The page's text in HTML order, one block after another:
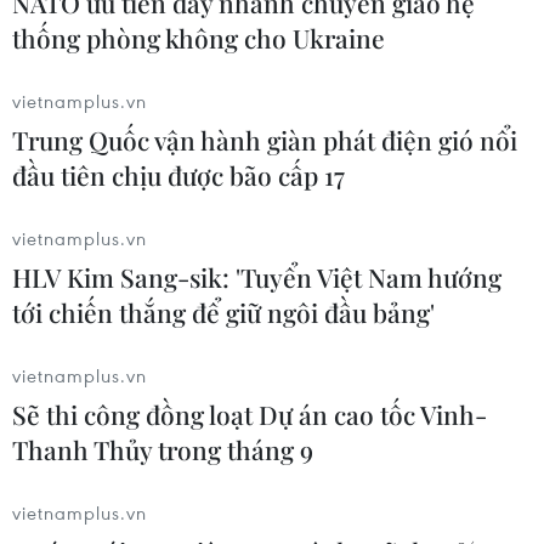
CƠ QUAN CHỦ QUẢN: THÔNG TẤN XÃ VIỆT NAM
Tổng Biên tập: TRẦN TIẾN DUẨN
THỦY
Sở hữu trí tuệ
Quy định sử dụng
Ngôn ngữ
TTXVN
Dịch vụ tin
Quảng cáo
thống phòng không cho Ukraine
vietnamplus.vn
Trung Quốc vận hành giàn phát điện gió nổi
đầu tiên chịu được bão cấp 17
vietnamplus.vn
HLV Kim Sang-sik: 'Tuyển Việt Nam hướng
tới chiến thắng để giữ ngôi đầu bảng'
vietnamplus.vn
Sẽ thi công đồng loạt Dự án cao tốc Vinh-
Thanh Thủy trong tháng 9
vietnamplus.vn